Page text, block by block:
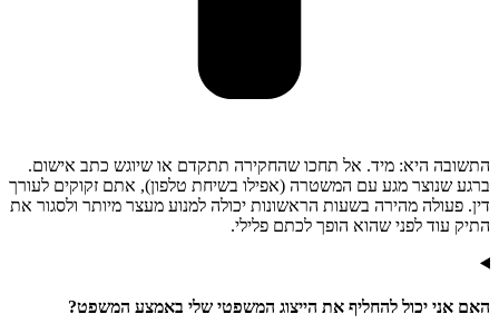
התשובה היא: מיד. אל תחכו שהחקירה תתקדם או שיוגש כתב אישום.
ברגע שנוצר מגע עם המשטרה (אפילו בשיחת טלפון), אתם זקוקים לעורך
דין. פעולה מהירה בשעות הראשונות יכולה למנוע מעצר מיותר ולסגור את
התיק עוד לפני שהוא הופך לכתם פלילי.
האם אני יכול להחליף את הייצוג המשפטי שלי באמצע המשפט?